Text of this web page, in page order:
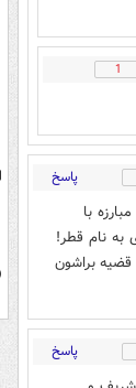
1
پاسخ
با
به نام قطر!
قضیه براشون
پاسخ